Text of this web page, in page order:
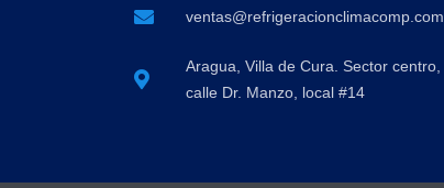
ventas@refrigeracionclimacomp.com
Aragua, Villa de Cura. Sector centro,
calle Dr. Manzo, local #14